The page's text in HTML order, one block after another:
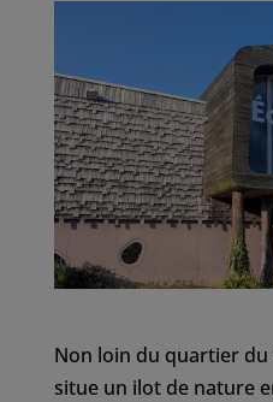
Non loin du quartier du
situe un ilot de nature